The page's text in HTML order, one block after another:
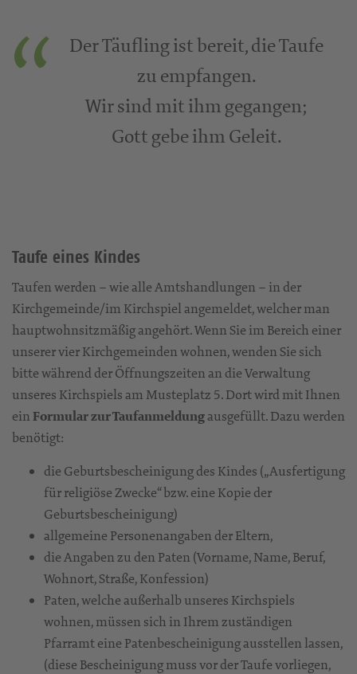
Der Täufling ist bereit, die Taufe
zu empfangen.
Wir sind mit ihm gegangen;
Gott gebe ihm Geleit.
Taufe eines Kindes
Taufen werden – wie alle Amtshandlungen – in der
Kirchgemeinde/im Kirchspiel angemeldet, welcher man
hauptwohnsitzmäßig angehört. Wenn Sie im Bereich einer
unserer vier Kirchgemeinden wohnen, wenden Sie sich
bitte während der Öffnungszeiten an die Verwaltung
unseres Kirchspiels am Musteplatz 5. Dort wird mit Ihnen
einFormular zur Taufanmeldungausgefüllt. Dazu werden
benötigt:
die Geburtsbescheinigung des Kindes („Ausfertigung
für religiöse Zwecke“ bzw. eine Kopie der
Geburtsbescheinigung)
allgemeine Personenangaben der Eltern,
die Angaben zu den Paten (Vorname, Name, Beruf,
Wohnort, Straße, Konfession)
Paten, welche außerhalb unseres Kirchspiels
wohnen, müssen sich in Ihrem zuständigen
Pfarramt eine Patenbescheinigung ausstellen lassen,
(diese Bescheinigung muss vor der Taufe vorliegen,